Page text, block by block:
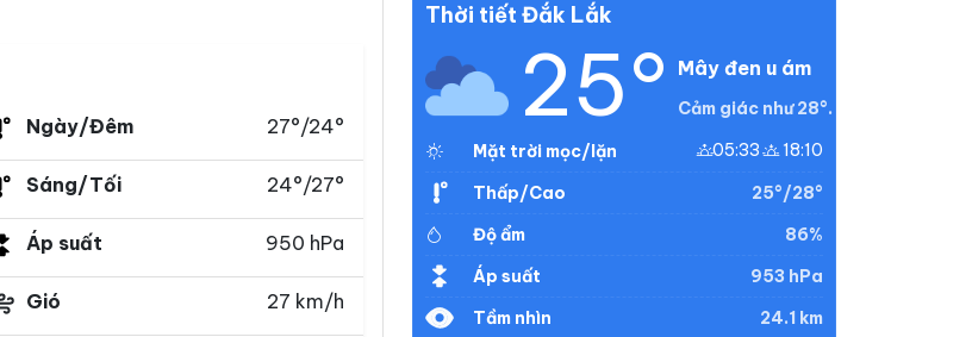
Ngày/Đêm 27°/24°
Sáng/Tối 24°/27°
Áp suất 950 hPa
Gió 27 km/h
Thời tiết Đắk Lắk
25° Mây đen u ám
Cảm giác như 28°.
Mặt trời mọc/lặn
05:33 18:10
Thấp/Cao
25°/28°
Độ ẩm
86%
Áp suất
953 hPa
Tầm nhìn
24.1 km